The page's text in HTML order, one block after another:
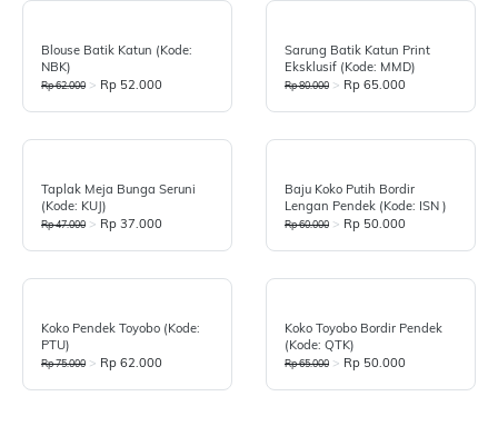
Blouse Batik Katun (Kode:
NBK)
Rp 62.000 > Rp 52.000
Sarung Batik Katun Print
Eksklusif (Kode: MMD)
Rp 80.000 > Rp 65.000
Taplak Meja Bunga Seruni
(Kode: KUJ)
Rp 47.000 > Rp 37.000
Baju Koko Putih Bordir
Lengan Pendek (kode: ISN )
Rp 60.000 > Rp 50.000
Koko Pendek Toyobo (Kode:
PTU)
Rp 75.000 > Rp 62.000
Koko Toyobo Bordir Pendek
(Kode: QTK)
Rp 65.000 > Rp 50.000